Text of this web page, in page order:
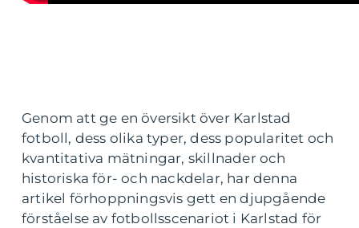
Genom att ge en översikt över Karlstad
fotboll, dess olika typer, dess popularitet och
kvantitativa mätningar, skillnader och
historiska för- och nackdelar, har denna
artikel förhoppningsvis gett en djupgående
förståelse av fotbollsscenariot i Karlstad för